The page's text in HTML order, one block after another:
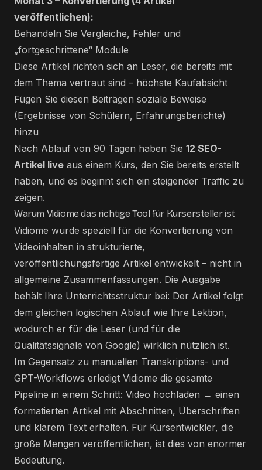
veröffentlichen):
Behandeln Sie Vergleiche, Fehler und
„fortgeschrittene“ Module
Diese Artikel richten sich an Leser, die bereits mit
dem Thema vertraut sind – höchste Kaufabsicht
Fügen Sie diesen Beiträgen soziale Beweise
(Ergebnisse von Schülern, Erfahrungsberichte)
hinzu
Nach Ablauf von 90 Tagen haben Sie 12 SEO-
Artikel live aus einem Kurs, den Sie bereits erstellt
haben, und es beginnt sich ein steigender Traffic zu
zeigen.
Warum Vidiome das richtige Tool für Kursersteller ist
Vidiome wurde speziell für die Konvertierung von
Videoinhalten in strukturierte,
veröffentlichungsfertige Artikel entwickelt – nicht in
allgemeine Zusammenfassungen. Die Ausgabe
behält Ihre Unterrichtsstruktur bei: Der Artikel folgt
dem gleichen logischen Ablauf wie Ihre Lektion,
wodurch er für die Leser (und für die
Qualitätssignale von Google) wirklich nützlich ist.
Im Gegensatz zu manuellen Transkriptions- und
GPT-Workflows erledigt Vidiome die gesamte
Pipeline in einem Schritt: Video hochladen → einen
formatierten Artikel mit Abschnitten, Überschriften
und klarem Text erhalten. Für Kursentwickler, die
große Mengen veröffentlichen, ist dies von enormer
Bedeutung.